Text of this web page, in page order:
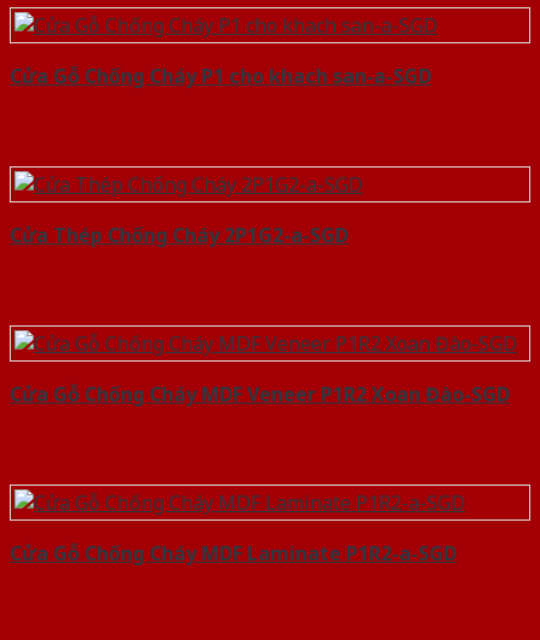
Cửa Gỗ Chống Cháy P1 cho khach san-a-SGD
Cửa Thép Chống Cháy 2P1G2-a-SGD
Cửa Gỗ Chống Cháy MDF Veneer P1R2 Xoan Đào-SGD
Cửa Gỗ Chống Cháy MDF Laminate P1R2-a-SGD